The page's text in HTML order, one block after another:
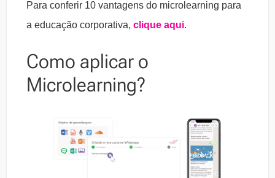
Para conferir 10 vantagens do microlearning para
a educação corporativa, clique aqui.
Como aplicar o
Microlearning?